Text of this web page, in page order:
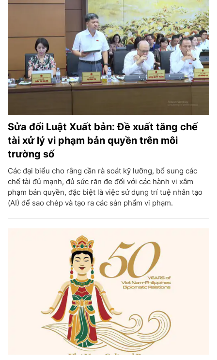
Sửa đổi Luật Xuất bản: Đề xuất tăng chế
tài xử lý vi phạm bản quyền trên môi
trường số
Các đại biểu cho rằng cần rà soát kỹ lưỡng, bổ sung các
chế tài đủ mạnh, đủ sức răn đe đối với các hành vi xâm
phạm bản quyền, đặc biệt là việc sử dụng trí tuệ nhân tạo
(AI) để sao chép và tạo ra các sản phẩm vi phạm.